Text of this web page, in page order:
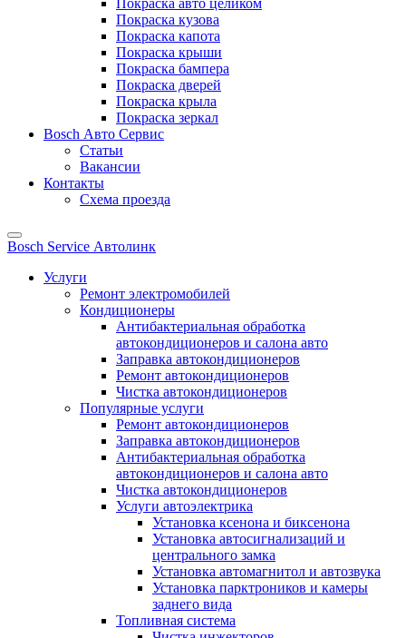
Покраска авто целиком
Покраска кузова
Покраска капота
Покраска крыши
Покраска бампера
Покраска дверей
Покраска крыла
Покраска зеркал
Bosch Авто Сервис
Статьи
Вакансии
Контакты
Схема проезда
Bosch Service Автолинк
Услуги
Ремонт электромобилей
Кондиционеры
Антибактериальная обработка
автокондиционеров и салона авто
Заправка автокондиционеров
Ремонт автокондиционеров
Чистка автокондиционеров
Популярные услуги
Ремонт автокондиционеров
Заправка автокондиционеров
Антибактериальная обработка
автокондиционеров и салона авто
Чистка автокондиционеров
Услуги автоэлектрика
Установка ксенона и биксенона
Установка автосигнализаций и
центрального замка
Установка автомагнитол и автозвука
Установка парктроников и камеры
заднего вида
Топливная система